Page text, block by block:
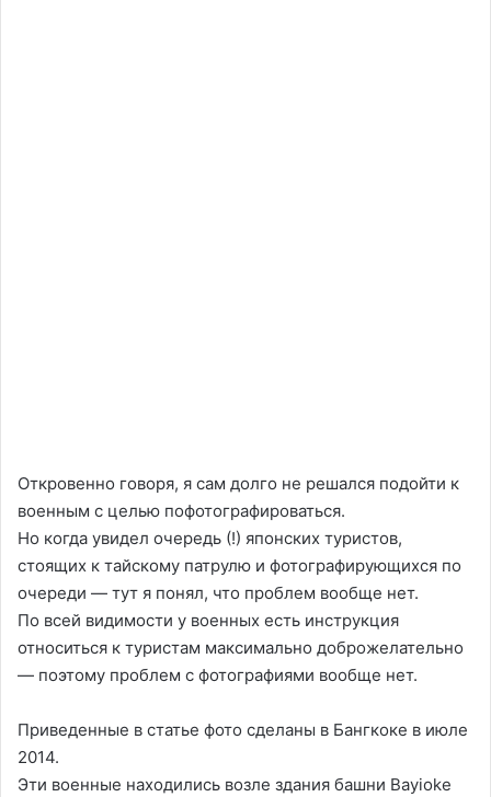
Откровенно говоря, я сам долго не решался подойти к
военным с целью пофотографироваться.
Но когда увидел очередь (!) японских туристов,
стоящих к тайскому патрулю и фотографирующихся по
очереди — тут я понял, что проблем вообще нет.
По всей видимости у военных есть инструкция
относиться к туристам максимально доброжелательно
— поэтому проблем с фотографиями вообще нет.
Приведенные в статье фото сделаны в Бангкоке в июле
2014.
Эти военные находились возле здания башни Bayioke